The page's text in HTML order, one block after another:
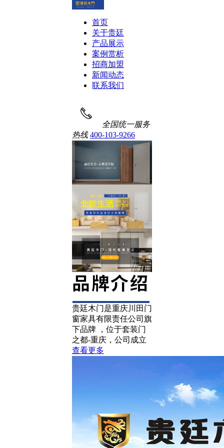
首页
关于贵廷
产品展示
案例赏析
招商加盟
新闻动态
联系我们
全国统一服务
热线 400-103-9266
贵廷木门是重庆川田门
窗家具有限责任公司旗
下品牌 ，位于套装门
之都-重庆，公司成立
查看更多